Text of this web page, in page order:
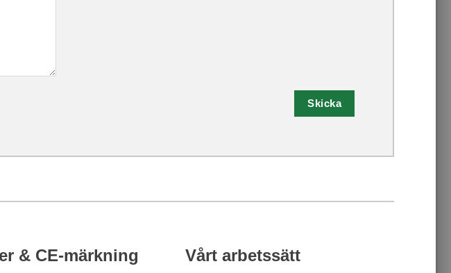
Skicka
& CE-märkning Vårt arbetssätt